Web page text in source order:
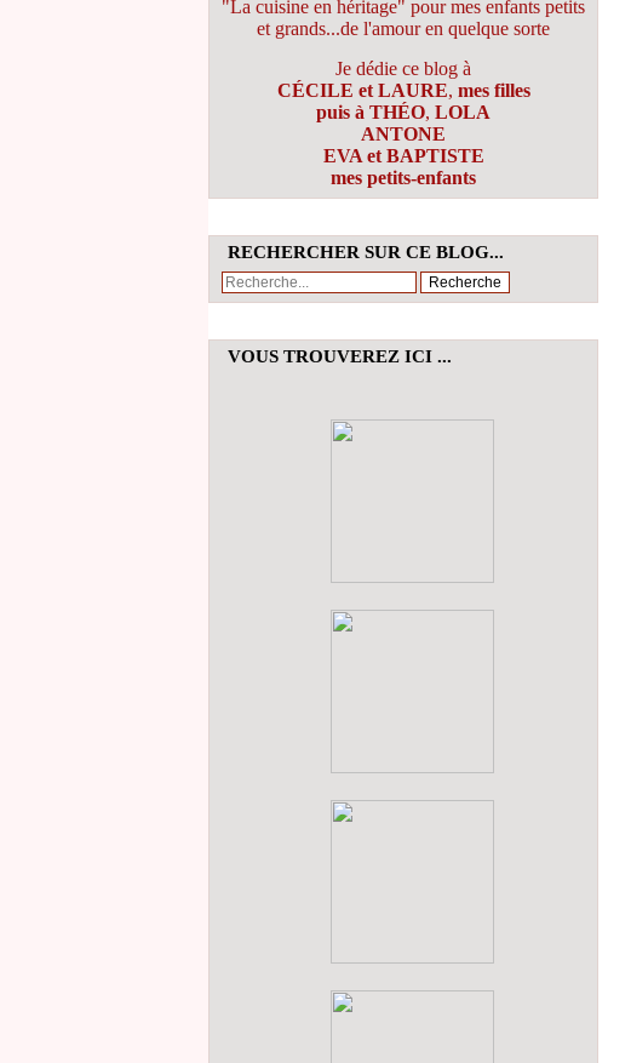
"La cuisine en héritage" pour mes enfants petits
et grands...de l'amour en quelque sorte
Je dédie ce blog à
CÉCILE et LAURE, mes filles
puis à THÉO, LOLA
ANTONE
EVA et BAPTISTE
mes petits-enfants
RECHERCHER SUR CE BLOG...
VOUS TROUVEREZ ICI ...